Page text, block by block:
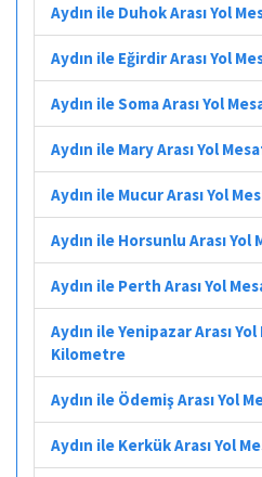
Aydın ile Duhok Arası Yol
Aydın ile Eğirdir Arası Yol
Aydın ile Soma Arası Yol
Aydın ile Mary Arası Yol
Aydın ile Mucur Arası Yol
Aydın ile Horsunlu Arası
Aydın ile Perth Arası Yol
Aydın ile Yenipazar Arası
Kilometre
Aydın ile Ödemiş Arası Yol
Aydın ile Kerkük Arası Yol